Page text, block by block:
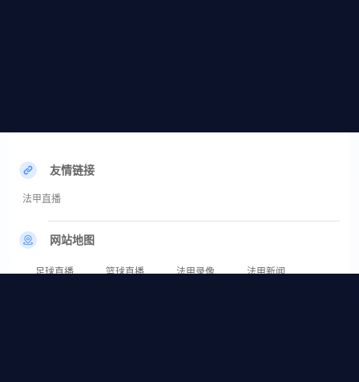
友情链接
法甲直播
网站地图
足球直播 篮球直播 法甲录像 法甲新闻